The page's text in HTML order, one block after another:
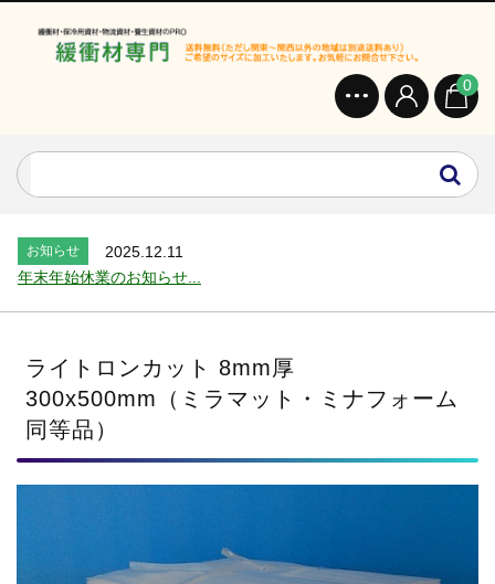
0
オンラインショップを開設いたしました。...
お知らせ
2026.7.24
お知らせ
2025.12.11
年末年始休業のお知らせ...
お知らせ
2024.2.27
全国へ確実・迅速に納品...
お知らせ
2024.2.27
オンラインショップを開設いたしました。...
お知らせ
2026.7.24
2026年 夏季休業のお知らせ...
2025.8.4
ライトロンカット 8mm厚
300x500mm（ミラマット・ミナフォーム
同等品）